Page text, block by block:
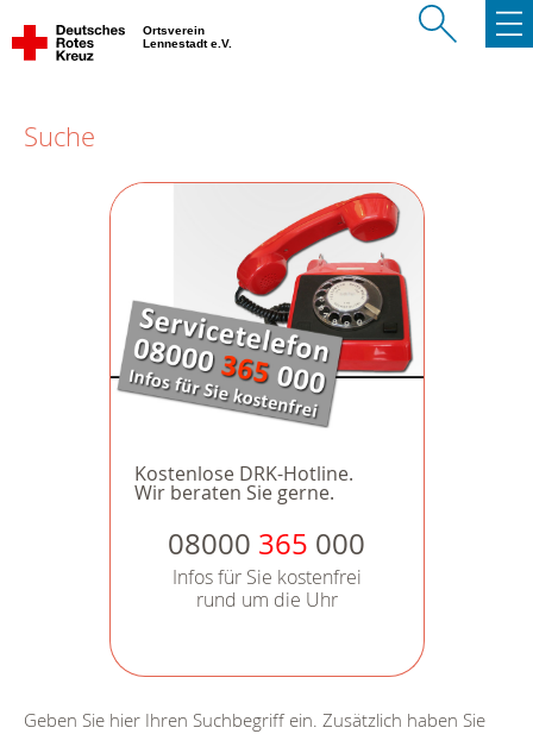
Ortsverein
Lennestadt e.V.
Suche
Kostenlose DRK-Hotline.
Wir beraten Sie gerne.
08000 365 000
Infos für Sie kostenfrei
rund um die Uhr
Geben Sie hier Ihren Suchbegriff ein. Zusätzlich haben Sie